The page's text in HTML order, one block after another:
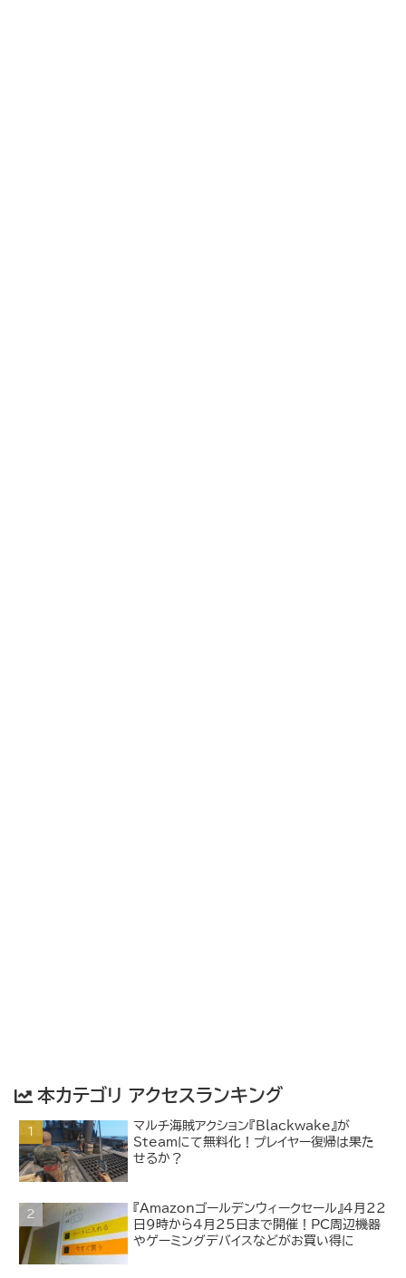
本カテゴリ アクセスランキング
マルチ海賊アクション『Blackwake』が
Steamにて無料化！プレイヤー復帰は果た
せるか？
『Amazonゴールデンウィークセール』4月22
日9時から4月25日まで開催！PC周辺機器
やゲーミングデバイスなどがお買い得に